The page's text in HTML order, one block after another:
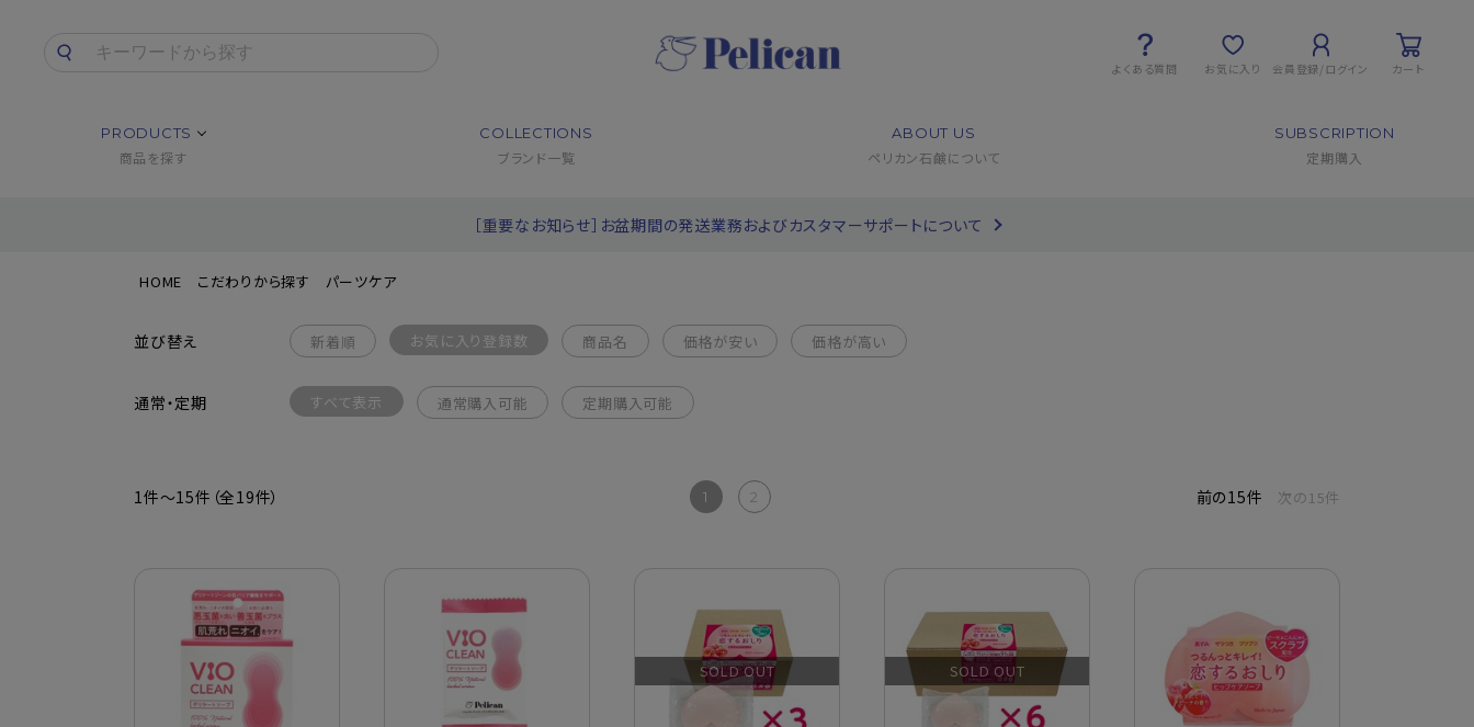
よくある質問 お気に入り 会員登録/ログイン カート
PRODUCTS
商品を探す
COLLECTIONS
ブランド一覧
ABOUT US
ペリカン石鹸について
SUBSCRIPTION
定期購入
［重要なお知らせ］お盆期間の発送業務およびカスタマーサポートについて
HOME こだわりから探す パーツケア
並び替え 新着順 お気に入り登録数 商品名 価格が安い 価格が高い
通常・定期 すべて表示 通常購入可能 定期購入可能
1件～15件（全19件） 1 2 前の15件 次の15件
SOLD OUT SOLD OUT